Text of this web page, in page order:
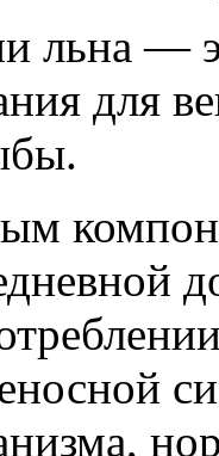
льна —
для